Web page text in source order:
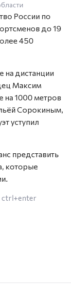
России по
до 19
450
на дистанции
Максим
1000 метров
Сорокиным,
уступил
представить
которые
ctrl+enter